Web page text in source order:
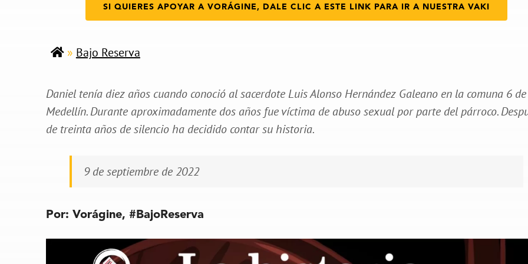
SI QUIERES APOYAR A VORÁGINE, DALE CLIC A ESTE LINK PARA IR A NUESTRA VAKI
» Bajo Reserva
Daniel tenía diez años cuando conoció al sacerdote Luis Alonso Hernández Galeano en la comuna 6 de
Medellín. Durante aproximadamente dos años fue víctima de abuso sexual por parte del párroco.
de treinta años de silencio ha decidido contar su historia.
9 de septiembre de 2022
Por: Vorágine,#BajoReserva